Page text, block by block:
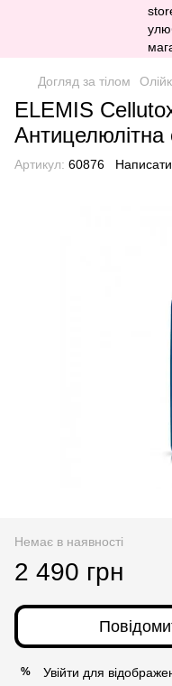
Догляд за тілом
ELEMIS
Антицелюлітна
Артикул: 60876 Написати
Немає в наявності
2 490 грн
% Увійти для